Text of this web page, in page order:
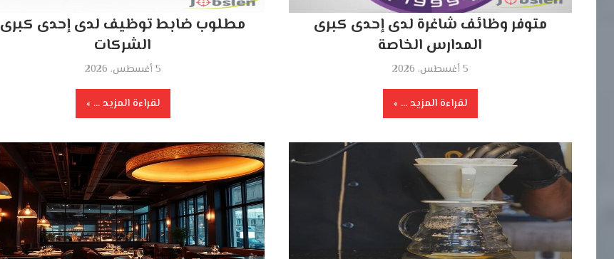
متوفر وظائف شاغرة لدى إحدى كبرى
المدارس الخاصة
5 أغسطس، 2026
لقراءة المزيد ...
مطلوب ضابط توظيف لدى إحدى كبرى
الشركات
5 أغسطس، 2026
لقراءة المزيد ...